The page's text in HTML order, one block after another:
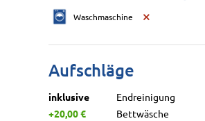
Waschmaschine
Aufschläge
inklusive
Endreinigung
+20,00 €
Bettwäsche